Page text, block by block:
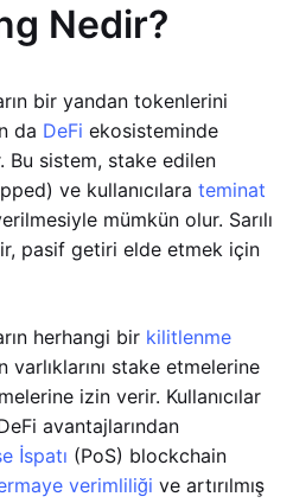
Nedir?
bir yandan tokenlerini
da DeFi ekosisteminde
Bu sistem, stake edilen
ve kullanıcılara teminat
mümkün olur. Sarılı
pasif getiri elde etmek için
herhangi bir kilitlenme
varlıklarını stake etmelerine
izin verir. Kullanıcılar
avantajlarından
İspatı (PoS) blockchain
verimliliği ve artırılmış